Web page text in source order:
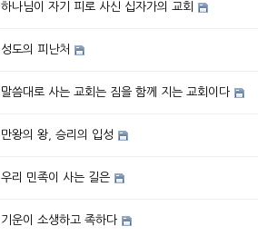
하나님이 자기 피로 사신 십자가의 교회
성도의 피난처
말씀대로 사는 교회는 짐을 함께 지는 교회이다
만왕의 왕, 승리의 입성
우리 민족이 사는 길은
기운이 소생하고 족하다